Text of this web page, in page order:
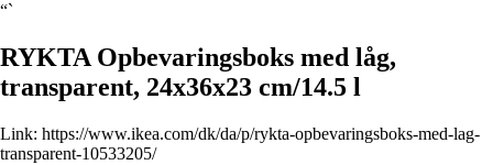
“`
RYKTA Opbevaringsboks med låg,
transparent, 24x36x23 cm/14.5 l
Link: https://www.ikea.com/dk/da/p/rykta-opbevaringsboks-med-lag-
transparent-10533205/